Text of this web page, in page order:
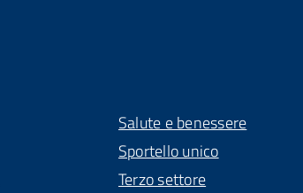
Salute e benessere
Sportello unico
Terzo settore